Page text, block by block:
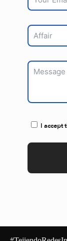
I accept